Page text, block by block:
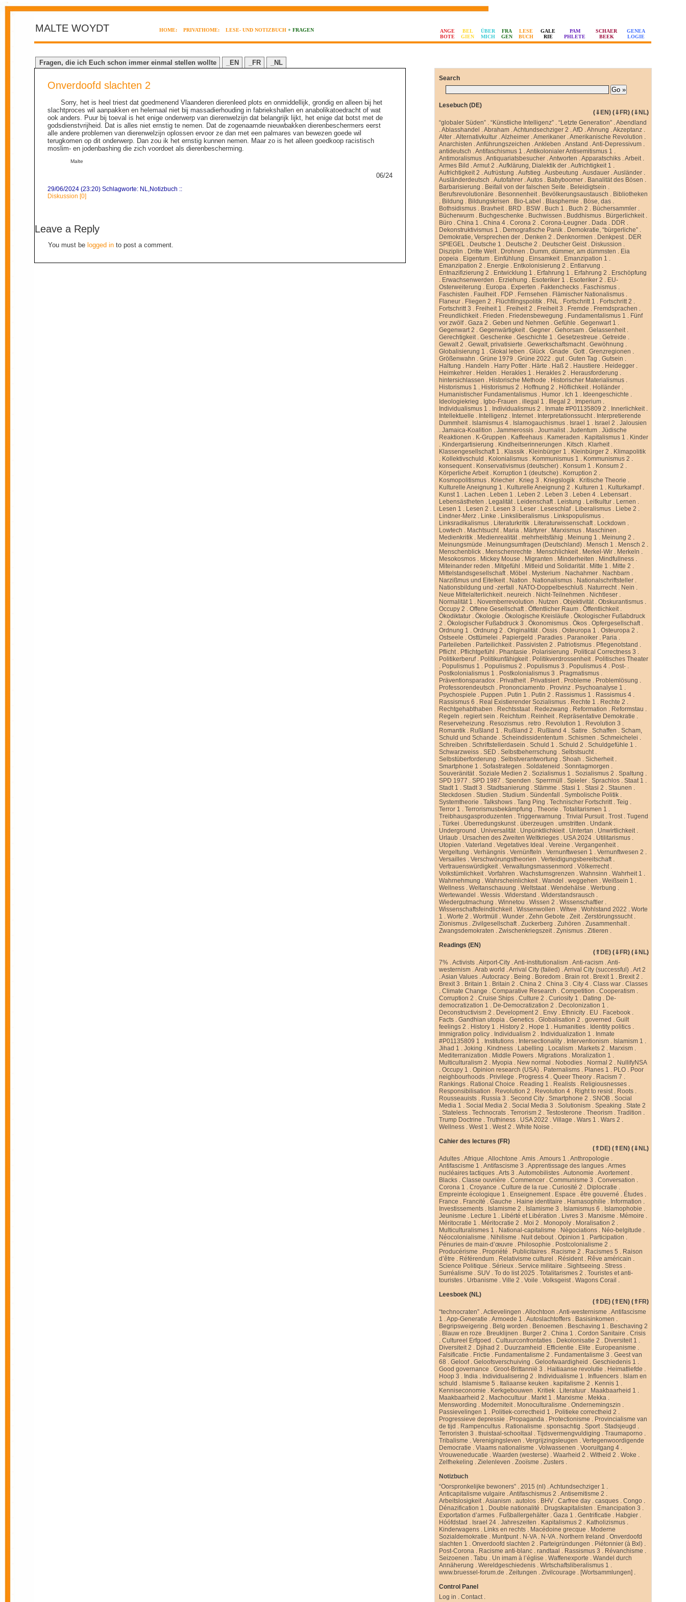
MALTE WOYDT HOME: PRIVATHOME: LESE- UND NOTIZBUCH+ FRAGEN
ANGE
BOTE
BEL
GIEN
ÜBER
MICH
FRA
GEN
LESE
BUCH
GALE
RIE
PAM
PHLETE
SCHAER
BEEK
GENEA
LOGIE
Fragen, die ich Euch schon immer einmal stellen wollte _EN _FR _NL
Onverdoofd slachten 2
Sorry, het is heel triest dat goedmenend Vlaanderen dierenleed plots en onmiddellijk, grondig en alleen bij het
slachtproces wil aanpakken en helemaal niet bij massadierhouding in fabriekshallen en anabolikatoedracht of wat
ook anders. Puur bij toeval is het enige onderwerp van dierenwelzijn dat belangrijk lijkt, het enige dat botst met de
godsdienstvrijheid. Dat is alles niet ernstig te nemen. Dat de zogenaamde nieuwbakken dierenbeschermers eerst
alle andere problemen van dierenwelzijn oplossen ervoor ze dan met een palmares van bewezen goede wil
terugkomen op dit onderwerp. Dan zou ik het ernstig kunnen nemen. Maar zo is het alleen goedkoop racistisch
moslim- en jodenbashing die zich voordoet als dierenbescherming.
Malte
06/24
29/06/2024 (23:20) Schlagworte: NL,Notizbuch ::
Diskussion [0]
Leave a Reply
You must be logged in to post a comment.
Search
Lesebuch (DE)
(⇓EN) (⇓FR) (⇓NL)
“globaler Süden” .“Künstliche Intelligenz” .“Letzte Generation” .Abendland
.Ablasshandel .Abraham .Achtundsechziger 2 .AfD .Ahnung .Akzeptanz .
Alter .Alternativkultur .Alzheimer .Amerikaner .Amerikanische Revolution .
Anarchisten .Anführungszeichen .Ankleben .Anstand .Anti-Depressivum .
antideutsch .Antifaschismus 1 .Antikolonialer Antisemitismus 1 .
Antimoralismus .Antiquariatsbesucher .Antworten .Apparatschiks .Arbeit.
Armes Bild .Armut 2 .Aufklärung, Dialektik der .Aufrichtigkeit 1 .
Aufrichtigkeit 2 .Aufrüstung .Aufstieg .Ausbeutung .Ausdauer .Ausländer .
Ausländerdeutsch .Autofahrer .Autos . Babyboomer . Banalität des Bösen .
Barbarisierung . Beifall von der falschen Seite . Beleidigtsein .
Berufsrevolutionäre . Besonnenheit. Bevölkerungsaustausch . Bibliotheken
. Bildung . Bildungskrisen . Bio-Label . Blasphemie . Böse, das .
Bothsidismus . Bravheit. BRD . BSW. Buch 1 . Buch 2 . Büchersammler .
Bücherwurm . Buchgeschenke . Buchwissen . Buddhismus . Bürgerlichkeit.
Büro .China 1 .China 4 .Corona 2 .Corona-Leugner . Dada . DDR .
Dekonstruktivismus 1 . Demografische Panik . Demokratie, “bürgerliche” .
Demokratie, Versprechen der . Denken 2 . Denknormen . Denkpest. DER
SPIEGEL . Deutsche 1 . Deutsche 2 . Deutscher Geist. Diskussion .
Disziplin . Dritte Welt. Drohnen . Dumm, dümmer, am dümmsten . Eia
popeia . Eigentum . Einfühlung . Einsamkeit. Emanzipation 1 .
Emanzipation 2 . Energie . Entkolonisierung 2 . Entlarvung .
Entnazifizierung 2 . Entwicklung 1 . Erfahrung 1 . Erfahrung 2 . Erschöpfung
. Erwachsenwerden . Erziehung . Esoteriker 1 . Esoteriker 2 . EU-
Osterweiterung . Europa . Experten . Faktenchecks . Faschismus .
Faschisten . Faulheit. FDP . Fernsehen . Flämischer Nationalismus .
Flaneur . Fliegen 2 . Flüchtlingspolitik . FNL . Fortschritt 1 . Fortschritt 2 .
Fortschritt 3 . Freiheit 1 . Freiheit 2 . Freiheit 3 . Fremde . Fremdsprachen .
Freundlichkeit. Frieden . Friedensbewegung . Fundamentalismus 1 . Fünf
vor zwölf.Gaza 2 .Geben und Nehmen .Gefühle .Gegenwart 1 .
Gegenwart 2 .Gegenwärtigkeit.Gegner .Gehorsam .Gelassenheit.
Gerechtigkeit.Geschenke .Geschichte 1 .Gesetzestreue .Getreide .
Gewalt 2 .Gewalt, privatisierte .Gewerkschaftsmacht.Gewöhnung .
Globalisierung 1 .Glokal leben .Glück .Gnade .Gott.Grenzregionen .
Größenwahn .Grüne 1979 .Grüne 2022 .gut.Guten Tag .Gutsein .
Haltung . Handeln . Harry Potter . Härte . Haß 2 . Haustiere . Heidegger .
Heimkehrer . Helden . Herakles 1 . Herakles 2 . Herausforderung .
hintersichlassen . Historische Methode . Historischer Materialismus .
Historismus 1 . Historismus 2 . Hoffnung 2 . Höflichkeit. Holländer .
Humanistischer Fundamentalismus . Humor . Ich 1 . Ideengeschichte .
Ideologiekrieg . Igbo-Frauen .illegal 1 . Illegal 2 . Imperium .
Individualismus 1 . Individualismus 2 . Inmate #P01135809 2 . Innerlichkeit.
Intellektuelle . Intelligenz . Internet. Interpretationssucht. Interpretierende
Dummheit. Islamismus 4 . Islamogauchismus . Israel 1 . Israel 2 .Jalousien
.Jamaica-Koalition .Jammerossis .Journalist.Judentum .Jüdische
Reaktionen . K-Gruppen . Kaffeehaus . Kameraden . Kapitalismus 1 . Kinder
. Kindergartisierung . Kindheitserinnerungen . Kitsch . Klarheit.
Klassengesellschaft 1 . Klassik . Kleinbürger 1 . Kleinbürger 2 . Klimapolitik
. Kollektivschuld . Kolonialismus . Kommunismus 1 . Kommunismus 2 .
konsequent. Konservativismus (deutscher) . Konsum 1 . Konsum 2 .
Körperliche Arbeit. Korruption 1 (deutsche) . Korruption 2 .
Kosmopolitismus . Kriecher . Krieg 3 . Kriegslogik . Kritische Theorie .
Kulturelle Aneignung 1 . Kulturelle Aneignung 2 . Kulturen 1 . Kulturkampf.
Kunst 1 . Lachen . Leben 1 . Leben 2 . Leben 3 . Leben 4 . Lebensart.
Lebensästheten . Legalität. Leidenschaft. Leistung . Leitkultur . Lernen .
Lesen 1 . Lesen 2 . Lesen 3 . Leser . Leseschlaf. Liberalismus . Liebe 2 .
Lindner-Merz . Linke . Linksliberalismus . Linkspopulismus .
Linksradikalismus . Literaturkritik . Literaturwissenschaft. Lockdown .
Lowtech . Machtsucht. Maria . Märtyrer . Marxismus . Maschinen .
Medienkritik . Medienrealität.mehrheitsfähig . Meinung 1 . Meinung 2 .
Meinungsmüde . Meinungsumfragen (Deutschland) . Mensch 1 . Mensch 2 .
Menschenblick . Menschenrechte . Menschlichkeit. Merkel-Wir . Merkeln .
Mesokosmos . Mickey Mouse . Migranten . Minderheiten . Mindfullness .
Miteinander reden . Mitgefühl . Mitleid und Solidarität. Mitte 1 . Mitte 2 .
Mittelstandsgesellschaft. Möbel . Mysterium . Nachahmer . Nachbarn .
Narzißmus und Eitelkeit. Nation . Nationalismus . Nationalschriftsteller .
Nationsbildung und -zerfall
. NATO-Doppelbeschluß . Naturrecht. Nein .
Neue Mittelalterlichkeit.neureich . Nicht-Teilnehmen . Nichtleser .
Normalität 1 . Novemberrevolution . Nutzen .Objektivität.Obskurantismus .
Occupy 2 .Offene Gesellschaft.Öffentlicher Raum .Öffentlichkeit.
Ökodiktatur .Ökologie .Ökologische Kreisläufe .Ökologischer Fußabdruck
2 .Ökologischer Fußabdruck 3 .Ökonomismus .Ökos .Opfergesellschaft.
Ordnung 1 .Ordnung 2 .Originalität.Ossis .Osteuropa 1 .Osteuropa 2 .
Ostseele .Osttümelei . Papiergeld . Paradies . Paranoiker . Paria .
Parteileben . Parteilichkeit. Passivisten 2 . Patriotismus . Pflegenotstand .
Pflicht. Pflichtgefühl . Phantasie . Polarisierung . Political Correctness 3 .
Politikerberuf. Politikunfähigkeit. Politikverdrossenheit. Politisches Theater
. Populismus 1 . Populismus 2 . Populismus 3 . Populismus 4 . Post- .
Postkolonialismus 1 . Postkolonialismus 3 . Pragmatismus .
Präventionsparadox . Privatheit. Privatisiert. Probleme . Problemlösung .
Professorendeutsch . Prononciamento . Provinz . Psychoanalyse 1 .
Psychospiele . Puppen . Putin 1 . Putin 2 . Rassismus 1 . Rassismus 4 .
Rassismus 6 . Real Existierender Sozialismus . Rechte 1 . Rechte 2 .
Rechtgehabthaben . Rechtsstaat. Redezwang . Reformation . Reformstau .
Regeln .regiert sein . Reichtum . Reinheit. Repräsentative Demokratie .
Reserveheizung . Resozismus .retro . Revolution 1 . Revolution 3 .
Romantik . Rußland 1 . Rußland 2 . Rußland 4 .Satire .Schaffen .Scham,
Schuld und Schande .Scheindissidententum .Schismen .Schmeichelei .
Schreiben .Schriftstellerdasein .Schuld 1 .Schuld 2 .Schuldgefühle 1 .
Schwarzweiss .SED .Selbstbeherrschung .Selbstsucht.
Selbstüberforderung .Selbstverantwortung .Shoah .Sicherheit.
Smartphone 1 .Sofastrategen .Soldateneid .Sonntagmorgen .
Souveränität.Soziale Medien 2 .Sozialismus 1 .Sozialismus 2 .Spaltung .
SPD 1977 .SPD 1987 .Spenden .Sperrmüll .Spieler .Sprachlos .Staat 1 .
Stadt 1 .Stadt 3 .Stadtsanierung .Stämme .Stasi 1 .Stasi 2 .Staunen .
Steckdosen .Studien .Studium .Sündenfall .Symbolische Politik .
Systemtheorie .Talkshows .Tang Ping .Technischer Fortschritt.Teig .
Terror 1 .Terrorismusbekämpfung .Theorie .Totalitarismen 1 .
Treibhausgasproduzenten .Triggerwarnung .Trivial Pursuit.Trost.Tugend
.Türkei . Überredungskunst.überzeugen .umstritten . Undank .
Underground . Universalität. Unpünktlichkieit. Untertan . Unwirtlichkeit.
Urlaub . Ursachen des Zweiten Weltkrieges . USA 2024 . Utilitarismus .
Utopien .Vaterland .Vegetatives Ideal .Vereine .Vergangenheit.
Vergeltung .Verhängnis .Vernünfteln .Vernunftwesen 1 .Vernunftwesen 2 .
Versailles .Verschwörungstheorien .Verteidigungsbereitschaft.
Vertrauenswürdigkeit.Verwaltungsmassenmord .Völkerrecht.
Volkstümlichkeit.Vorfahren .Wachstumsgrenzen .Wahnsinn .Wahrheit 1 .
Wahrnehmung .Wahrscheinlichkeit.Wandel .weggehen .Weißsein 1 .
Wellness .Weltanschauung .Weltstaat.Wendehälse .Werbung .
Wertewandel .Wessis .Widerstand .Widerstandsrausch .
Wiedergutmachung .Winnetou .Wissen 2 .Wissenschaftler .
Wissenschaftsfeindlichkeit.Wissenwollen .Witwe .Wohlstand 2022 .Worte
1 .Worte 2 .Wortmüll .Wunder .Zehn Gebote .Zeit.Zerstörungssucht.
Zionismus .Zivilgesellschaft.Zuckerberg .Zuhören .Zusammenhalt.
Zwangsdemokraten .Zwischenkriegszeit.Zynismus .Zitieren .
Readings (EN)
(⇑DE) (⇓FR) (⇓NL)
7% .Activists .Airport-City .Anti-institutionalism .Anti-racism .Anti-
westernism .Arab world .Arrival City (failed) .Arrival City (successful) .Art 2
.Asian Values .Autocracy . Being . Boredom . Brain rot. Brexit 1 . Brexit 2 .
Brexit 3 . Britain 1 . Britain 2 .China 2 .China 3 .City 4 .Class war .Classes
.Climate Change .Comparative Research .Competition .Cooperatism .
Corruption 2 .Cruise Ships .Culture 2 .Curiosity 1 . Dating . De-
democratization 1 . De-Democratization 2 . Decolonization 1 .
Deconstructivism 2 . Development 2 . Envy . Ethnicity . EU . Facebook .
Facts .Gandhian utopia .Genetics .Globalisation 2 .governed .Guilt
feelings 2 . History 1 . History 2 . Hope 1 . Humanities . Identity politics .
Immigration policy . Individualism 2 . Individualization 1 . Inmate
#P01135809 1 . Institutions . Intersectionality . Interventionism . Islamism 1 .
Jihad 1 .Joking . Kindness . Labelling . Localism . Markets 2 . Marxism .
Mediterranization . Middle Powers . Migrations . Moralization 1 .
Multiculturalism 2 . Myopia . New normal . Nobodies . Normal 2 . NullifyNSA
.Occupy 1 .Opinion research (USA) . Paternalisms . Planes 1 . PLO . Poor
neighbourhoods . Privilege . Progress 4 .Queer Theory . Racism 7 .
Rankings . Rational Choice . Reading 1 . Realists . Religiousnesses .
Responsibilisation . Revolution 2 . Revolution 4 . Right to resist. Roots .
Rousseauists . Russia 3 .Second City .Smartphone 2 .SNOB .Social
Media 1 .Social Media 2 .Social Media 3 .Solutionism .Speaking .State 2
.Stateless .Technocrats .Terrorism 2 .Testosterone .Theorism .Tradition .
Trump Doctrine .Truthiness . USA 2022 .Village .Wars 1 .Wars 2 .
Wellness .West 1 .West 2 .White Noise .
Cahier des lectures (FR)
(⇑DE) (⇑EN) (⇓NL)
Adultes .Afrique .Allochtone .Amis .Amours 1 .Anthropologie .
Antifascisme 1 .Antifascisme 3 .Apprentissage des langues .Armes
nucléaires tactiques .Arts 3 .Automobilistes .Autonomie .Avortement.
Blacks .Classe ouvrière .Commencer .Communisme 3 .Conversation .
Corona 1 .Croyance .Culture de la rue .Curiosité 2 . Diplocratie .
Empreinte écologique 1 . Enseignement. Espace .être gouverné . Études .
France . Francité .Gauche . Haine identitaire . Hamasophilie . Information .
Investissements . Islamisme 2 . Islamisme 3 . Islamismus 6 . Islamophobie .
Jeunisme . Lecture 1 . Libérté et Libération . Livres 3 . Marxisme . Mémoire .
Méritocratie 1 . Méritocratie 2 . Moi 2 . Monopoly . Moralisation 2 .
Multiculturalismes 1 . National-capitalisme . Négociations . Néo-belgitude .
Néocolonialisme . Nihilisme . Nuit debout.Opinion 1 . Participation .
Pénuries de main-d’œuvre . Philosophie . Postcolonialisme 2 .
Producérisme . Propriété . Publicitaires . Racisme 2 . Racismes 5 . Raison
d’être . Référendum . Relativisme culturel . Résident. Rêve américain .
Science Politique .Sérieux .Service militaire .Sightseeing .Stress .
Surréalisme .SUV .To do list 2025 .Totalitarismes 2 .Touristes et anti-
touristes . Urbanisme .Ville 2 .Voile .Volksgeist.Wagons Corail .
Leesboek (NL)
(⇑DE) (⇑EN) (⇑FR)
“technocraten” .Actievelingen .Allochtoon .Anti-westernisme .Antifascisme
1 .App-Generatie .Armoede 1 .Autoslachtoffers . Basisinkomen .
Begripsweigering . Belg worden . Benoemen . Beschaving 1 . Beschaving 2
. Blauw en roze . Breuklijnen . Burger 2 .China 1 .Cordon Sanitaire .Crisis
.Cultureel Erfgoed .Cultuurconfrontaties . Dekolonisatie 2 . Diversiteit 1 .
Diversiteit 2 . Djihad 2 . Duurzamheid . Efficientie . Elite . Europeanisme .
Falsificatie . Frictie . Fundamentalisme 2 . Fundamentalisme 3 .Geest van
68 .Geloof.Geloofsverschuiving .Geloofwaardigheid .Geschiedenis 1 .
Good governance .Groot-Brittannië 3 . Haitiaanse revolutie . Heimatliefde .
Hoop 3 . India . Individualisering 2 . Individualisme 1 . Influencers . Islam en
schuld . Islamisme 5 . Italiaanse keuken . kapitalisme 2 . Kennis 1 .
Kenniseconomie . Kerkgebouwen . Kritiek . Literatuur . Maakbaarheid 1 .
Maakbaarheid 2 . Machocultuur . Markt 1 . Marxisme . Mekka .
Menswording . Moderniteit. Monoculturalisme .Ondernemingszin .
Passievelingen 1 . Politiek-correctheid 1 . Politieke correctheid 2 .
Progressieve depressie . Propaganda . Protectionisme . Provincialisme van
de tijd . Rampencultus . Rationalisme .sponsachtig .Sport.Stadsjeugd .
Terroristen 3 .thuistaal-schooltaal .Tijdsvermengvuldiging .Traumaporno .
Tribalisme .Verenigingsleven .Vergrijzingsleugen .Vertegenwoordigende
Democratie .Vlaams nationalisme .Volwassenen .Vooruitgang 4 .
Vrouweneducatie .Waarden (westerse) .Waarheid 2 .Witheid 2 .Woke .
Zelfhekeling .Zielenleven .Zooïsme .Zusters .
Notizbuch
“Oorspronkelijke bewoners” .2015 (nl) .Achtundsechziger 1 .
Anticapitalisme vulgaire .Antifaschismus 2 .Antisemitisme 2 .
Arbeitslosigkeit.Asianism .autolos . BHV .Carfree day .casques .Congo .
Dénazification 1 . Double nationalité . Drugskapitalisten . Emancipation 3 .
Exportation d’armes . Fußballergehälter .Gaza 1 .Gentrificatie . Habgier .
Hóófdstad . Israel 24 .Jahreszeiten . Kapitalismus 2 . Katholizismus .
Kinderwagens . Links en rechts . Macédoine grecque . Moderne
Sozialdemokratie . Muntpunt. N-VA. N-VA. Northern Ireland .Onverdoofd
slachten 1 .Onverdoofd slachten 2 . Parteigründungen . Piétonnier (à Bxl) .
Post-Corona . Racisme anti-blanc .randtaal . Rassismus 3 . Révanchisme .
Seizoenen .Tabu . Un imam à l’église .Waffenexporte .Wandel durch
Annäherung .Wereldgeschiedenis .Wirtschaftsliberalismus 1 .
www.bruessel-forum.de .Zeitungen .Zivilcourage . [Wortsammlungen] .
Control Panel
Log in .Contact.